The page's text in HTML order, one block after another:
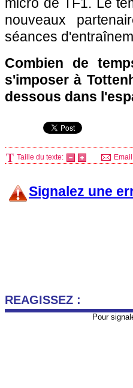
nouveaux
séances
Combien de
s'imposer à
dessous dans
Taille du texte: Email
Signalez une
REAGISSEZ :
Pour